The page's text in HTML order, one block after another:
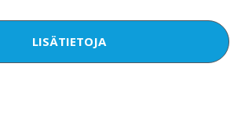
LISÄTIETOJA